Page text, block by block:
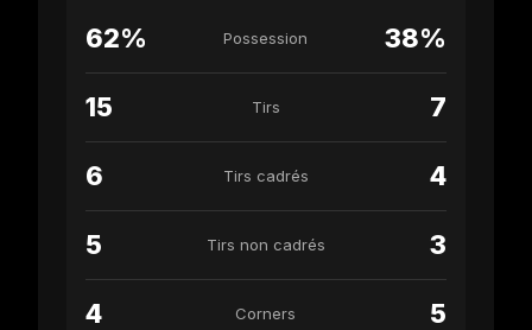
62% Possession 38%
15 Tirs 7
6 Tirs cadrés 4
5 Tirs non cadrés 3
4 Corners 5